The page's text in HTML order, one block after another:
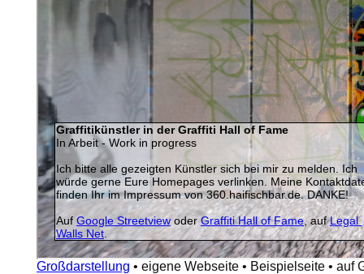
Großdarstellung • eigene Webseite • Beispielseite • auf